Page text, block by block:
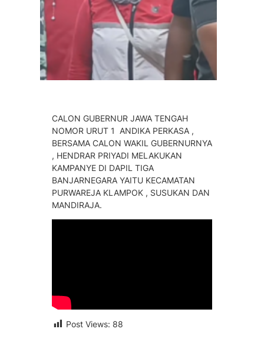
CALON GUBERNUR JAWA TENGAH
NOMOR URUT 1 ANDIKA PERKASA ,
BERSAMA CALON WAKIL GUBERNURNYA
, HENDRAR PRIYADI MELAKUKAN
KAMPANYE DI DAPIL TIGA
BANJARNEGARA YAITU KECAMATAN
PURWAREJA KLAMPOK , SUSUKAN DAN
MANDIRAJA.
Post Views: 88